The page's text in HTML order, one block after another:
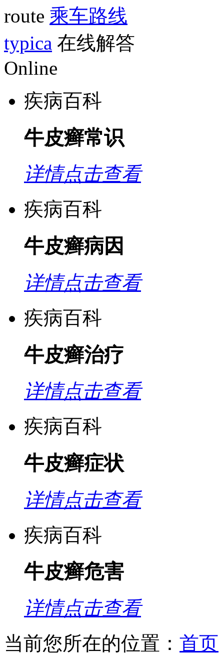
route 乘车路线
typica 在线解答
Online
疾病百科
牛皮癣常识
详情点击查看
疾病百科
牛皮癣病因
详情点击查看
疾病百科
牛皮癣治疗
详情点击查看
疾病百科
牛皮癣症状
详情点击查看
疾病百科
牛皮癣危害
详情点击查看
当前您所在的位置： 首页